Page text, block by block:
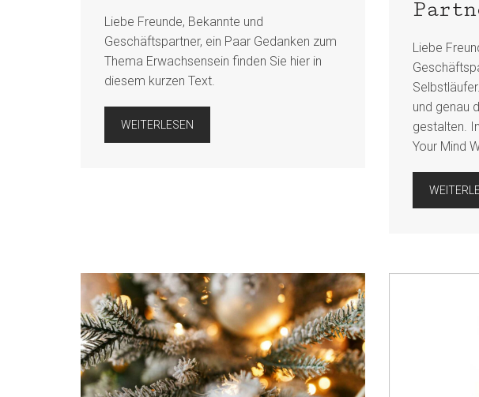
Liebe Freunde, Bekannte und
Geschäftspartner, ein Paar Gedanken zum
Thema Erwachsensein finden Sie hier in
diesem kurzen Text.
WEITERLESEN
Liebe
und genau
gestalten.
Your Mind